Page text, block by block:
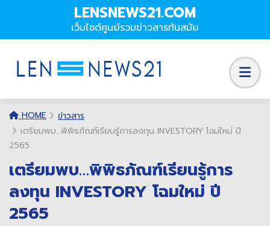
LENSNEWS21.COM
เว็บไซต์ศูนย์รวมข่าวสารทันสมัย
HOME
ข่าวสาร
เตรียมพบ…พิพิธภัณฑ์เรียนรู้การลงทุน INVESTORY โฉมใหม่ ปี
2565
เตรียมพบ…พิพิธภัณฑ์เรียนรู้การ
ลงทุน INVESTORY โฉมใหม่ ปี
2565